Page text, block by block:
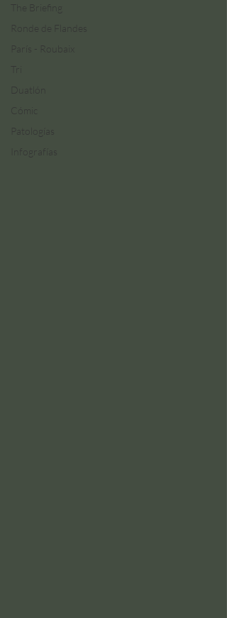
The Briefing
Ronde de Flandes
París - Roubaix
Tri
Duatlón
Cómic
Patologías
Infografías